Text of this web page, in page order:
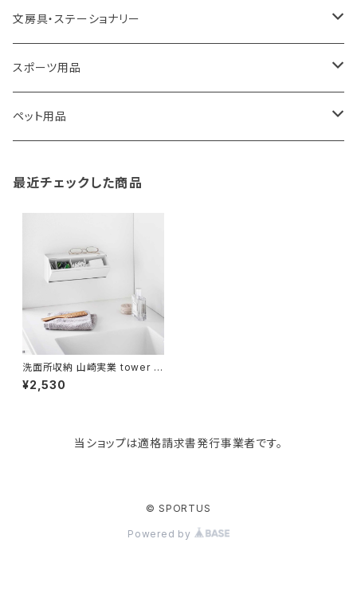
100percent
藤田金属
TG
paperblanks
Like-it
KIND BAG LONDON
tower
保冷バッグ
リュックサック
ショルダーバッグ
スポーツバッグ
マザーズバッグ
パソコンケース
バッグアクセサリー
食器・テーブルウェア
ゴミ箱
収納用品
ソープディスペンサー
タオルハンガー
調理器具・調理小物
ディッシュラック
掃除・洗濯用品
トイレ用品
バス用品
アイロン台
アクセサリー収納
ウェットティッシュケース
ガーデニング用品
クッション・クッションカバー
玄関収納
文房具・ステーショナリー
筆記具・ペン
ノート
スポーツ用品
卓球用品
ペット用品
猫用グッズ
その他
最近チェックした商品
洗面所収納 山崎実業 tower タ
ワー ウォール洗面収納ケース
石こうボード壁対応 1355 ホワ
¥2,530
当ショップは適格請求書発行事業者です。
© SPORTUS
Powered by